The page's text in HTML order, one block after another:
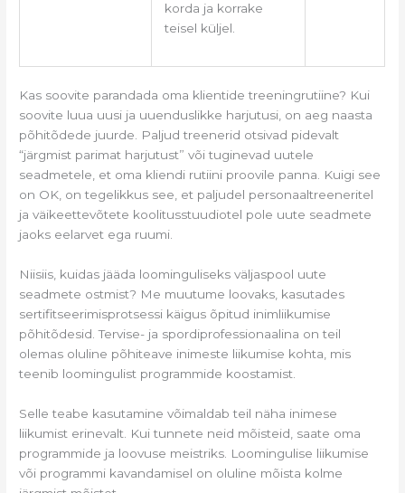
korda ja korrake
teisel küljel.
Kas soovite parandada oma klientide treeningrutiine? Kui
soovite luua uusi ja uuenduslikke harjutusi, on aeg naasta
põhitõdede juurde. Paljud treenerid otsivad pidevalt
“järgmist parimat harjutust” või tuginevad uutele
seadmetele, et oma kliendi rutiini proovile panna. Kuigi see
on OK, on ​​tegelikkus see, et paljudel personaaltreeneritel
ja väikeettevõtete koolitusstuudiotel pole uute seadmete
jaoks eelarvet ega ruumi.
Niisiis, kuidas jääda loominguliseks väljaspool uute
seadmete ostmist? Me muutume loovaks, kasutades
sertifitseerimisprotsessi käigus õpitud inimliikumise
põhitõdesid. Tervise- ja spordiprofessionaalina on teil
olemas oluline põhiteave inimeste liikumise kohta, mis
teenib loomingulist programmide koostamist.
Selle teabe kasutamine võimaldab teil näha inimese
liikumist erinevalt. Kui tunnete neid mõisteid, saate oma
programmide ja loovuse meistriks. Loomingulise liikumise
või programmi kavandamisel on oluline mõista kolme